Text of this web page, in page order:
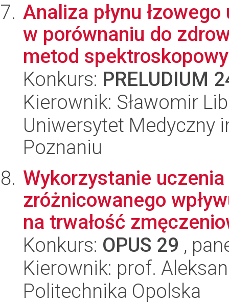
Analiza płynu
w porównaniu do
metod
Konkurs: PRELUDIUM
Kierownik: Sławomir
Uniwersytet Medyczny
Poznaniu
Wykorzystanie
zróżnicowanego
na trwałość
Konkurs: OPUS 29 ,
Kierownik: prof.
Politechnika Opolska